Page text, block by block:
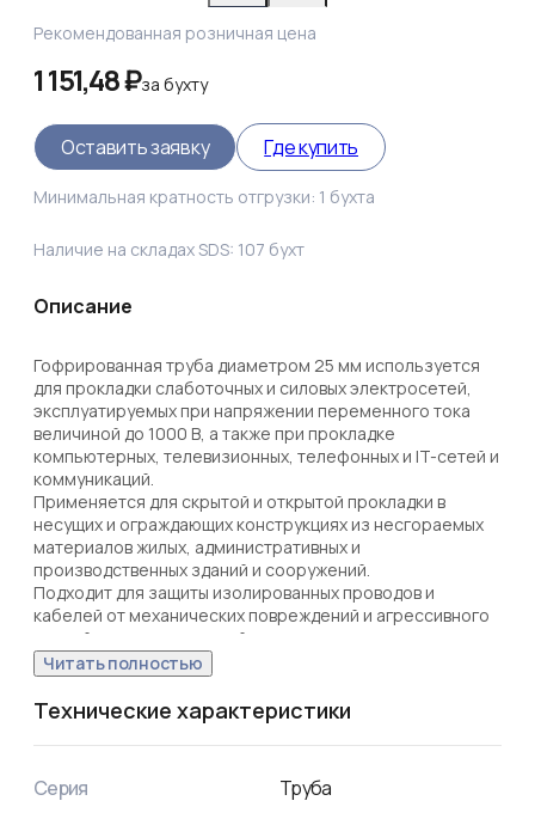
Рекомендованная розничная цена
1 151,48 ₽за бухту
Оставить заявку Где купить
Минимальная кратность отгрузки: 1 бухта
Наличие на складах SDS: 107 бухт
Описание
Гофрированная труба диаметром 25 мм используется
для прокладки слаботочных и силовых электросетей,
эксплуатируемых при напряжении переменного тока
величиной до 1000 В, а также при прокладке
компьютерных, телевизионных, телефонных и IT-сетей и
коммуникаций.
Применяется для скрытой и открытой прокладки в
несущих и ограждающих конструкциях из несгораемых
материалов жилых, административных и
производственных зданий и сооружений.
Подходит для защиты изолированных проводов и
кабелей от механических повреждений и агрессивного
воздействия окружающей среды при прокладке сложных
систем и трасс.
Рельефная конструкция трубы обеспечивает легкость
монтажа, позволяет трубе выдерживать высокие
нагрузки и предотвращает деформацию при изгибе.
Наличие специальной металлической проволоки –
зонда, позволяет быстро и легко прокладывать кабели и
провода внутри трубы.
Читать полностью
Технические характеристики
Серия Труба